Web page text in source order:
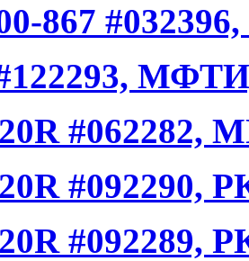
867
#062282,
#092290,
#092289,